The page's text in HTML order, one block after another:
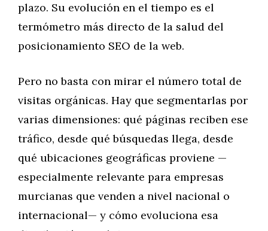
plazo. Su evolución en el tiempo es el
termómetro más directo de la salud del
posicionamiento SEO de la web.
Pero no basta con mirar el número total de
visitas orgánicas. Hay que segmentarlas por
varias dimensiones: qué páginas reciben ese
tráfico, desde qué búsquedas llega, desde
qué ubicaciones geográficas proviene —
especialmente relevante para empresas
murcianas que venden a nivel nacional o
internacional— y cómo evoluciona esa